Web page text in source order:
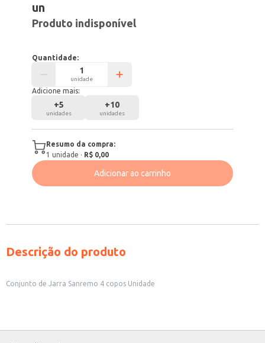
un
Produto indisponível
Quantidade:
unidade
Adicione mais:
+5
unidades
+10
unidades
Resumo da compra:
1 unidade · R$ 0,00
Adicionar ao carrinho
Descrição do produto
Conjunto de Jarra Sanremo 4 copos Unidade